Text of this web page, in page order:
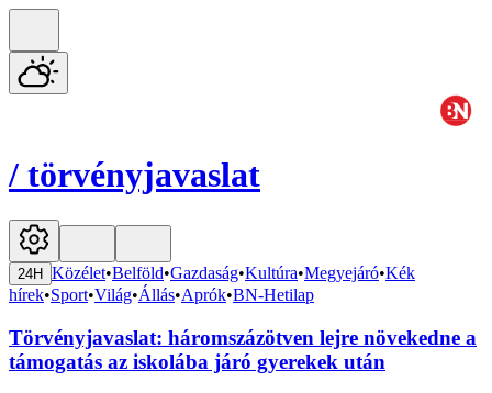
/ törvényjavaslat
24H Közélet•Belföld•Gazdaság•Kultúra•Megyejáró•Kék
hírek•Sport•Világ•Állás•Aprók•BN-Hetilap
Törvényjavaslat: háromszázötven lejre növekedne a
támogatás az iskolába járó gyerekek után